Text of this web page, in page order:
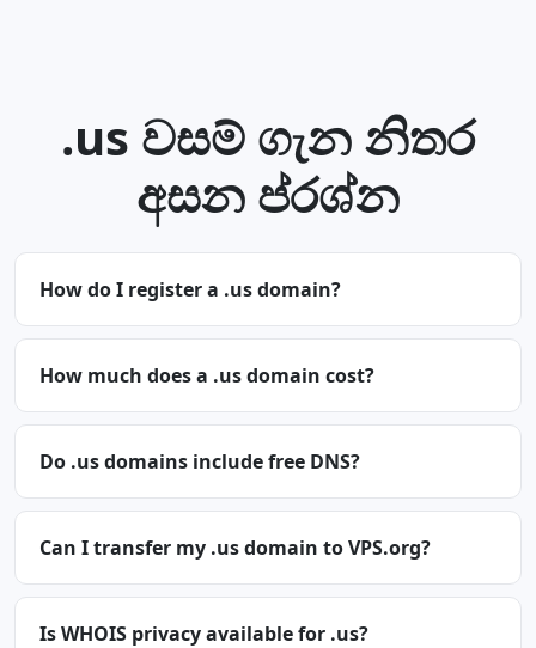
.us වසම් ගැන නිතර
අසන ප්රශ්න
How do I register a .us domain?
How much does a .us domain cost?
Do .us domains include free DNS?
Can I transfer my .us domain to VPS.org?
Is WHOIS privacy available for .us?